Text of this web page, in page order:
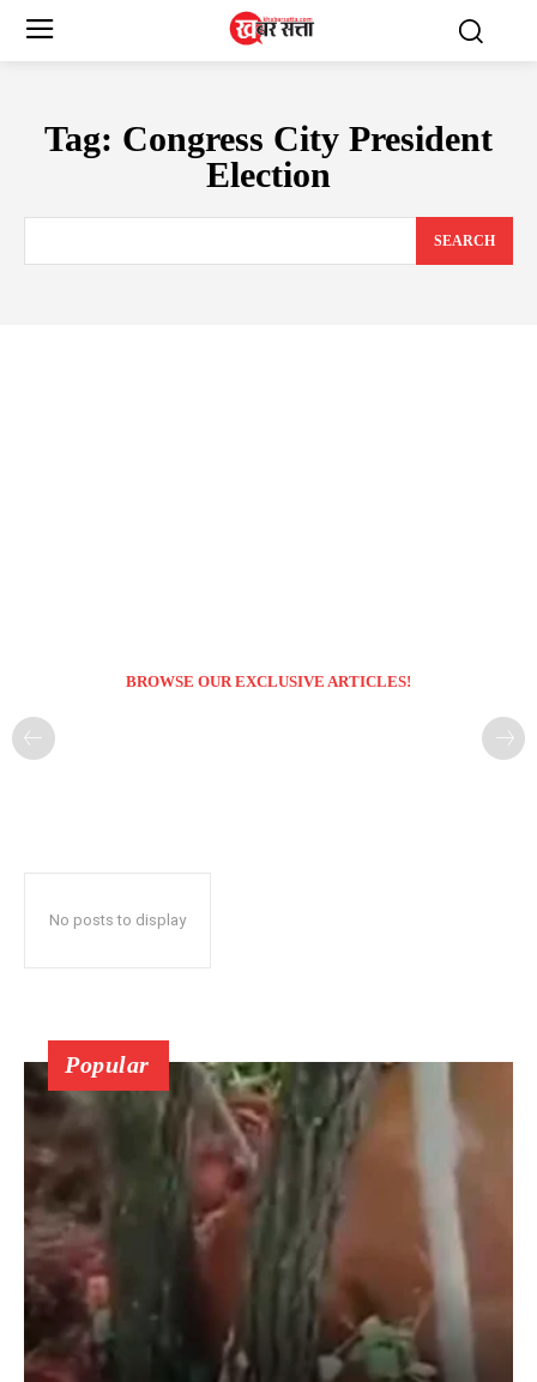
Tag: Congress City President
Election
SEARCH
BROWSE OUR EXCLUSIVE ARTICLES!
No posts to display
Popular